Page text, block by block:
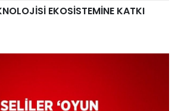
EKOSİSTEMİNE KATKI